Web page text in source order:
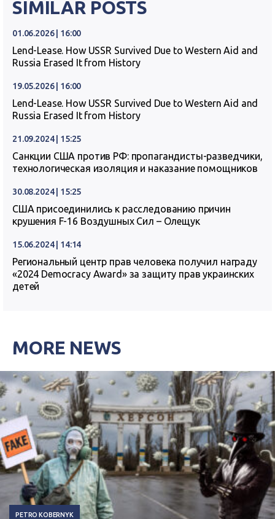
SIMILAR POSTS
01.06.2026 | 16:00
Lend-Lease. How USSR Survived Due to Western Aid and
Russia Erased It from History
19.05.2026 | 16:00
Lend-Lease. How USSR Survived Due to Western Aid and
Russia Erased It from History
21.09.2024 | 15:25
Санкции США против РФ: пропагандисты-разведчики,
технологическая изоляция и наказание помощников
30.08.2024 | 15:25
США присоединились к расследованию причин
крушения F-16 Воздушных Сил – Олещук
15.06.2024 | 14:14
Региональный центр прав человека получил награду
«2024 Democracy Award» за защиту прав украинских
детей
MORE NEWS
PETRO KOBERNYK